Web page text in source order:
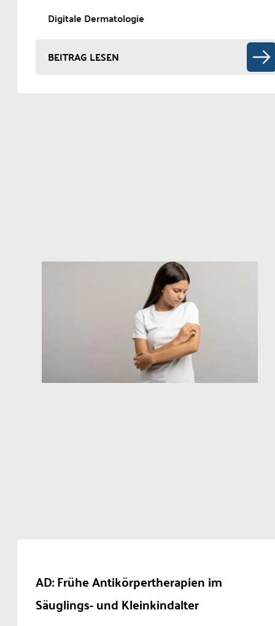
Digitale Dermatologie
BEITRAG LESEN
AD: Frühe Antikörpertherapien im
Säuglings- und Kleinkindalter